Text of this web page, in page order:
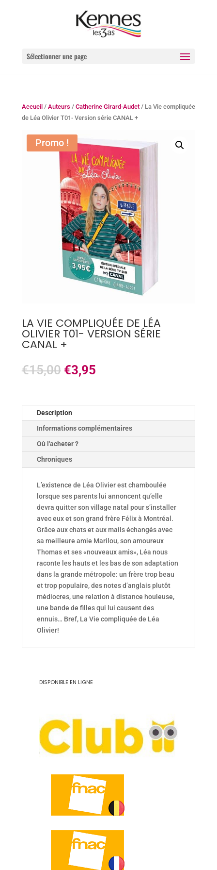
Sélectionner une page
Accueil / Auteurs / Catherine Girard-Audet/ La Vie compliquée
de Léa Olivier T01- Version série CANAL +
Promo !
LA VIE COMPLIQUÉE DE LÉA
OLIVIER T01- VERSION SÉRIE
CANAL +
€15,00 €3,95
Description
Informations complémentaires
Où l'acheter ?
Chroniques
L’existence de Léa Olivier est chamboulée
lorsque ses parents lui annoncent qu’elle
devra quitter son village natal pour s’installer
avec eux et son grand frère ­Félix à Montréal.
Grâce aux chats et aux mails ­échangés avec
sa meilleure amie Marilou, son amoureux
Thomas et ses «nouveaux amis», Léa nous
raconte les hauts et les bas de son adaptation
dans la grande métropole: un frère trop beau
et trop populaire, des notes d’anglais plutôt
médiocres, une relation à distance houleuse,
une bande de filles qui lui causent des
ennuis… Bref, La Vie compliquée de Léa
Olivier!
DISPONIBLE EN LIGNE